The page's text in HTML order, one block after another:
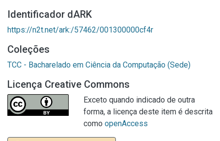
Identificador dARK
https://n2t.net/ark:/57462/001300000cf4r
Coleções
TCC - Bacharelado em Ciência da Computação (Sede)
Licença Creative Commons
Exceto quando indicado de outra
forma, a licença deste item é descrita
como openAccess